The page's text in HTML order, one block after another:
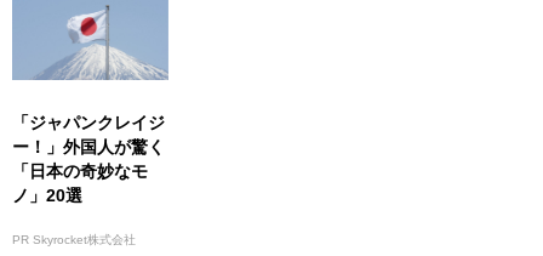
「ジャパンクレイジ
ー！」外国人が驚く
「日本の奇妙なモ
ノ」20選
PR Skyrocket株式会社